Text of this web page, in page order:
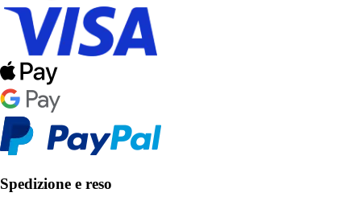
Spedizione e reso